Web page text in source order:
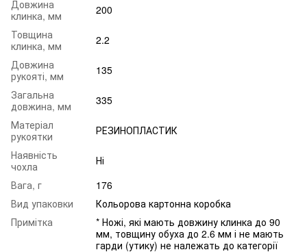
Довжина
клинка, мм
200
Товщина
клинка, мм
2.2
Довжина
рукояті, мм
135
Загальна
довжина, мм
335
Матеріал
рукоятки
РЕЗИНОПЛАСТИК
Наявність
чохла
Ні
Вага, г
176
Вид упаковки
Кольорова картонна коробка
Примітка
* Ножі, які мають довжину клинка до 90
мм, товщину обуха до 2.6 мм і не мають
гарди (утику) не належать до категорії